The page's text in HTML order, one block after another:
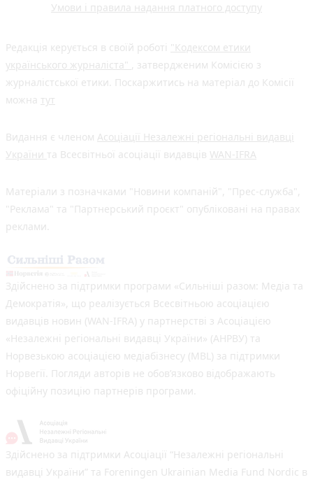
Умови і правила надання платного доступу
Редакція керується в своїй роботі "Кодексом етики
українського журналіста" , затвердженим Комісією з
журналістської етики. Поскаржитись на матеріал до Комісії
можна тут
Видання є членом Асоціації Незалежні регіональні видавці
України та Всесвітньої асоціації видавців WAN-IFRA
Матеріали з позначками "Новини компаній", "Прес-служба",
"Реклама" та "Партнерський проєкт" опубліковані на правах
реклами.
Здійснено за підтримки програми «Сильніші разом: Медіа та
Демократія», що реалізується Всесвітньою асоціацією
видавців новин (WAN-IFRA) у партнерстві з Асоціацією
«Незалежні регіональні видавці України» (АНРВУ) та
Норвезькою асоціацією медіабізнесу (MBL) за підтримки
Норвегії. Погляди авторів не обов’язково відображають
офіційну позицію партнерів програми.
Здійснено за підтримки Асоціації “Незалежні регіональні
видавці України” та Foreningen Ukrainian Media Fund Nordic в